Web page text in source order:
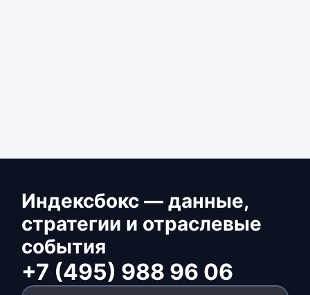
Индексбокс — данные,
стратегии и отраслевые
события
+7 (495) 988 96 06